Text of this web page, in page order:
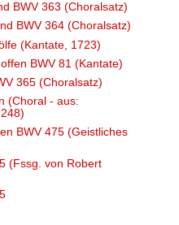
BWV 363 (Choralsatz)
BWV 364 (Choralsatz)
(Kantate, 1723)
BWV 81 (Kantate)
365 (Choralsatz)
(Choral - aus:
BWV 475 (Geistliches
(Fssg. von Robert